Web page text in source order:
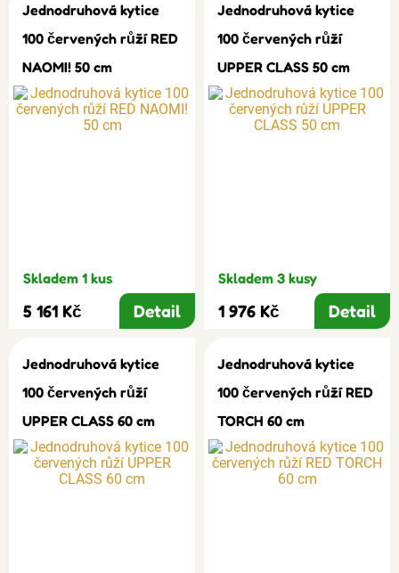
Jednodruhová kytice
100 červených růží RED
NAOMI! 50 cm
Skladem 1 kus
5 161 Kč Detail
Jednodruhová kytice
100 červených růží
UPPER CLASS 50 cm
Skladem 3 kusy
1 976 Kč Detail
Jednodruhová kytice
100 červených růží
UPPER CLASS 60 cm
Jednodruhová kytice
100 červených růží RED
TORCH 60 cm